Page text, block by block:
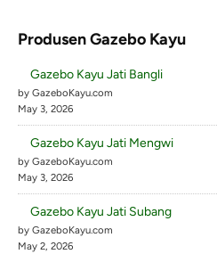
Produsen Gazebo Kayu
Gazebo Kayu Jati Bangli
by GazeboKayu.com
May 3, 2026
Gazebo Kayu Jati Mengwi
by GazeboKayu.com
May 3, 2026
Gazebo Kayu Jati Subang
by GazeboKayu.com
May 2, 2026